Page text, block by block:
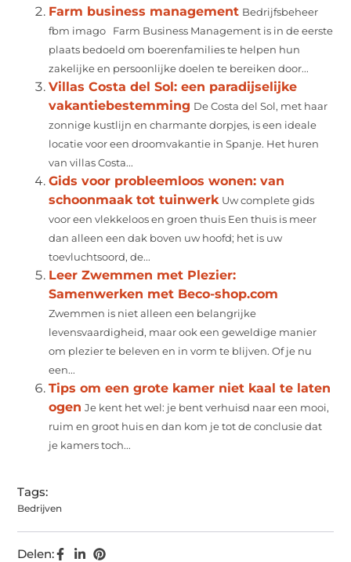
Farm business management Bedrijfsbeheer
fbm imago Farm Business Management is in de eerste
plaats bedoeld om boerenfamilies te helpen hun
zakelijke en persoonlijke doelen te bereiken door...
Villas Costa del Sol: een paradijselijke
vakantiebestemming De Costa del Sol, met haar
zonnige kustlijn en charmante dorpjes, is een ideale
locatie voor een droomvakantie in Spanje. Het huren
van villas Costa...
Gids voor probleemloos wonen: van
schoonmaak tot tuinwerk Uw complete gids
voor een vlekkeloos en groen thuis Een thuis is meer
dan alleen een dak boven uw hoofd; het is uw
toevluchtsoord, de...
Leer Zwemmen met Plezier:
Samenwerken met Beco-shop.com
Zwemmen is niet alleen een belangrijke
levensvaardigheid, maar ook een geweldige manier
om plezier te beleven en in vorm te blijven. Of je nu
een...
Tips om een grote kamer niet kaal te laten
ogen Je kent het wel: je bent verhuisd naar een mooi,
ruim en groot huis en dan kom je tot de conclusie dat
je kamers toch...
Tags:
Bedrijven
Delen: